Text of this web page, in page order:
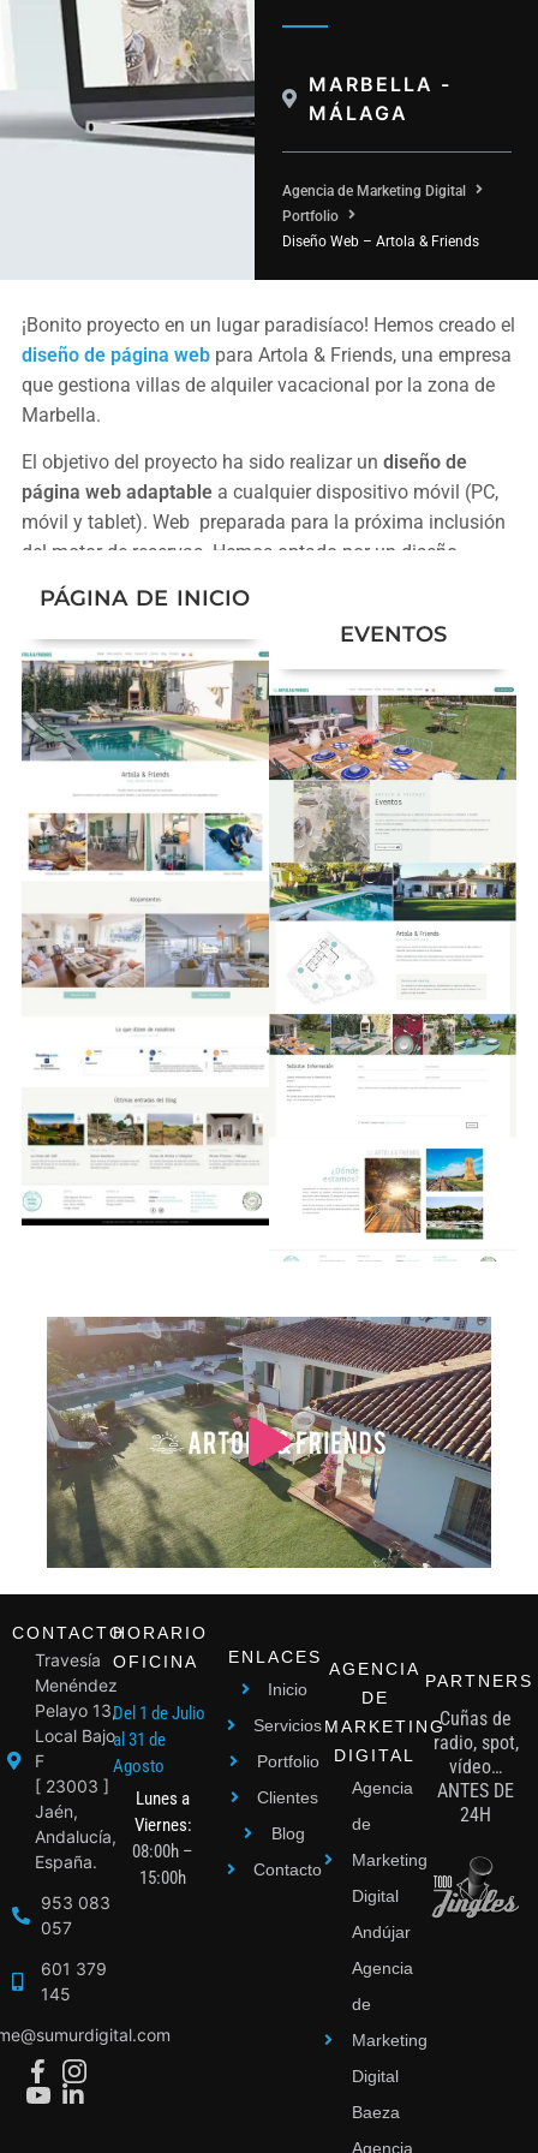
MARBELLA -
MÁLAGA
Agencia de Marketing Digital
Portfolio
Diseño Web – Artola & Friends
¡Bonito proyecto en un lugar paradisíaco! Hemos creado el
diseño de página webpara Artola & Friends, una empresa
que gestiona villas de alquiler vacacional por la zona de
Marbella.
El objetivo del proyecto ha sido realizar un diseño de
página web adaptable a cualquier dispositivo móvil (PC,
móvil y tablet). Web preparada para la próxima inclusión
del motor de reservas. Hemos optado por un diseño
atractivo, elegante y moderno
alojamientos del cliente.
¡Cámara en mano y dron volando! realizamos un
reportaje defotografía y vídeo(aéreo)para dotar el
diseño web de contenido audiovisual de calidad que
permita a los usuarios imaginar sus vacaciones en Artola
PÁGINA DE INICIO
EVENTOS
CONTACTO
Travesía
Menéndez
Pelayo 13,
Local Bajo
F
[ 23003 ]
Jaén,
Andalucía,
España.
953 083
057
601 379
145
HORARIO
OFICINA
Del 1 de Julio
al 31 de
Agosto
Lunes a
Viernes:
08:00h –
15:00h
ENLACES
Inicio
Servicios
Portfolio
Clientes
Blog
Contacto
AGENCIA
DE
MARKETING
DIGITAL
Agencia
de
Marketing
Digital
Andújar
Agencia
de
Marketing
Digital
Baeza
Agencia
PARTNERS
Cuñas de
radio, spot,
vídeo…
ANTES DE
24H